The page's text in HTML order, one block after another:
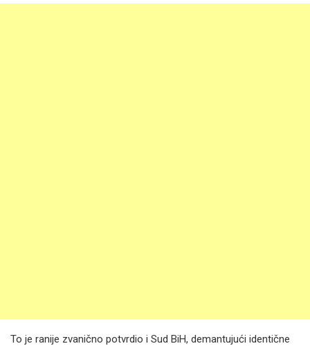
To je ranije zvanično potvrdio i Sud BiH, demantujući identične